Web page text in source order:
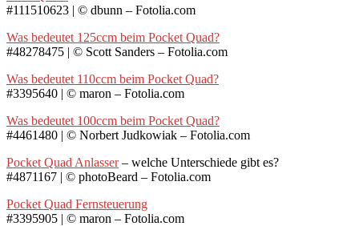
#111510623 | © dbunn – Fotolia.com
Was bedeutet 125ccm beim Pocket Quad?
#48278475 | © Scott Sanders – Fotolia.com
Was bedeutet 110ccm beim Pocket Quad?
#3395640 | © maron – Fotolia.com
Was bedeutet 100ccm beim Pocket Quad?
#4461480 | © Norbert Judkowiak – Fotolia.com
Pocket Quad Anlasser– welche Unterschiede gibt es?
#4871167 | © photoBeard – Fotolia.com
Pocket Quad Fernsteuerung
#3395905 | © maron – Fotolia.com